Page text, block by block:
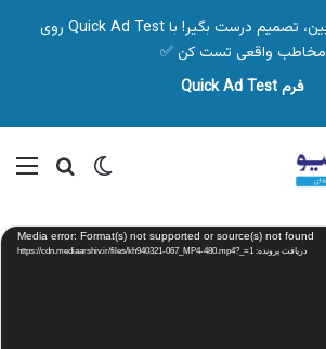
🎯 قبل از شروع کمپین، تصمیم درست بگیر! با Quick Ad Test روی
مخاطب واقعی تست کن ✅
فرم Quick Ad Test
تغییر پوسته
Media error: Format(s) not supported or source(s) not found
دریافت پرونده: https://cdn.mediaarshiv.ir/files/kh940321-067_MP4-480.mp4?_=1